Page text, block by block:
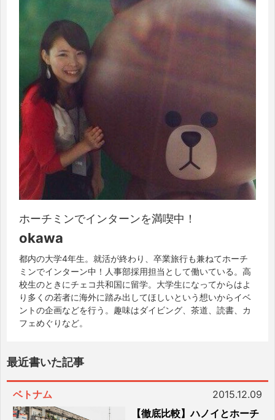
ホーチミンでインターンを満喫中！
okawa
都内の大学4年生。就活が終わり、卒業旅行も兼ねてホーチ
ミンでインターン中！人事部採用担当として働いている。高
校生のときにチェコ共和国に留学。大学生になってからはよ
り多くの若者に海外に踏み出してほしいという想いからイベ
ントの企画などを行う。趣味はダイビング、茶道、読書、カ
フェめぐりなど。
最近書いた記事
ベトナム
2015.12.09
【徹底比較】ハノイとホーチ